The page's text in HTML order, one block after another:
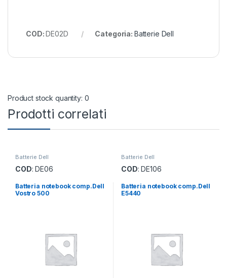
COD:DE02D Categoria: Batterie Dell
Product stock quantity: 0
Prodotti correlati
Batterie Dell
COD: DE06
Batteria notebook comp.Dell
Vostro 500
Batterie Dell
COD: DE106
Batteria notebook comp.Dell
E5440